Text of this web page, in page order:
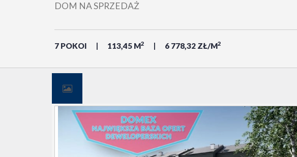
DOM NA SPRZEDAŻ
7 POKOI 113,45 M2 6 778,32 ZŁ/M2